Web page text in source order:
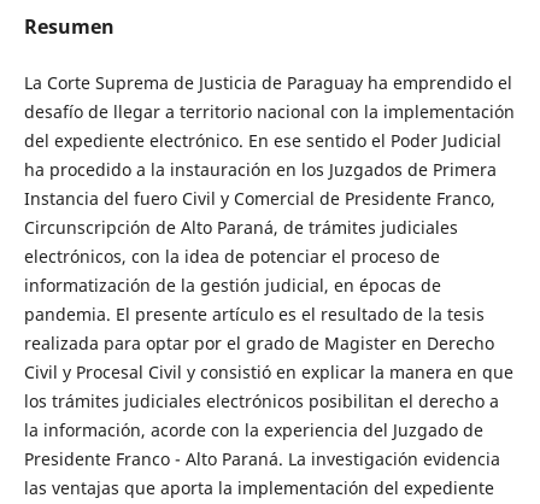
Resumen
La Corte Suprema de Justicia de Paraguay ha emprendido el
desafío de llegar a territorio nacional con la implementación
del expediente electrónico. En ese sentido el Poder Judicial
ha procedido a la instauración en los Juzgados de Primera
Instancia del fuero Civil y Comercial de Presidente Franco,
Circunscripción de Alto Paraná, de trámites judiciales
electrónicos, con la idea de potenciar el proceso de
informatización de la gestión judicial, en épocas de
pandemia. El presente artículo es el resultado de la tesis
realizada para optar por el grado de Magister en Derecho
Civil y Procesal Civil y consistió en explicar la manera en que
los trámites judiciales electrónicos posibilitan el derecho a
la información, acorde con la experiencia del Juzgado de
Presidente Franco - Alto Paraná. La investigación evidencia
las ventajas que aporta la implementación del expediente